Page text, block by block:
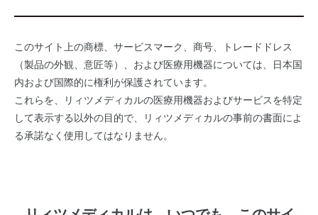
このサイト上の商標、サービスマーク、商号、トレードドレス
（製品の外観、意匠等）、および医療用機器については、日本国
内および国際的に権利が保護されています。
これらを、リィツメディカルの医療用機器およびサービスを特定
して表示する以外の目的で、リィツメディカルの事前の書面によ
る承諾なく使用してはなりません。